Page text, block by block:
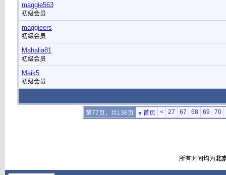
maggie563
初级会员
maggieers
初级会员
Mahalia81
初级会员
Maik5
初级会员
第77页，共136页 « 首页 < 27 67 68 69 70
所有时间均为北